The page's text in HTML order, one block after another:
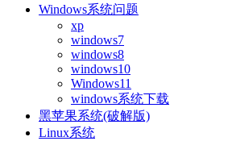
Windows系统问题
xp
windows7
windows8
windows10
Windows11
windows系统下载
黑苹果系统(破解版)
Linux系统